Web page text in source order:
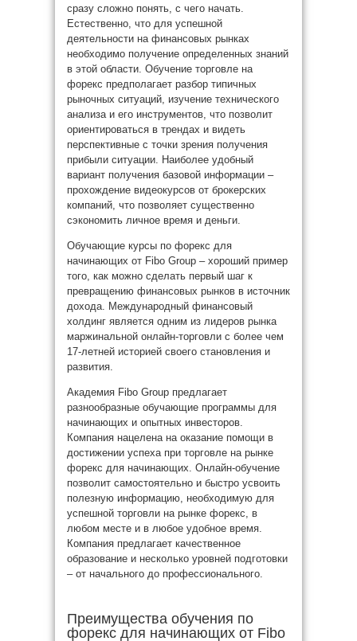
сразу сложно понять, с чего начать.
Естественно, что для успешной
деятельности на финансовых рынках
необходимо получение определенных знаний
в этой области. Обучение торговле на
форекс предполагает разбор типичных
рыночных ситуаций, изучение технического
анализа и его инструментов, что позволит
ориентироваться в трендах и видеть
перспективные с точки зрения получения
прибыли ситуации. Наиболее удобный
вариант получения базовой информации –
прохождение видеокурсов от брокерских
компаний, что позволяет существенно
сэкономить личное время и деньги.
Обучающие курсы по форекс для
начинающих от Fibo Group – хороший пример
того, как можно сделать первый шаг к
превращению финансовых рынков в источник
дохода. Международный финансовый
холдинг является одним из лидеров рынка
маржинальной онлайн-торговли с более чем
17-летней историей своего становления и
развития.
Академия Fibo Group предлагает
разнообразные обучающие программы для
начинающих и опытных инвесторов.
Компания нацелена на оказание помощи в
достижении успеха при торговле на рынке
форекс для начинающих. Онлайн-обучение
позволит самостоятельно и быстро усвоить
полезную информацию, необходимую для
успешной торговли на рынке форекс, в
любом месте и в любое удобное время.
Компания предлагает качественное
образование и несколько уровней подготовки
– от начального до профессионального.
Преимущества обучения по
форекс для начинающих от Fibo